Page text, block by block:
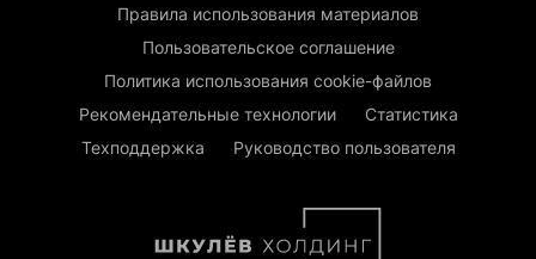
Правила использования материалов
Пользовательское соглашение
Политика использования cookie-файлов
Рекомендательные технологии
Статистика
Техподдержка
Руководство пользователя